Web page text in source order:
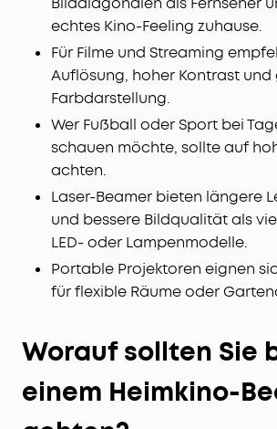
echtes Kino-Feeling zuhause.
Für Filme und Streaming
Auflösung, hoher Kontrast und
Farbdarstellung.
Wer Fußball oder Sport bei
schauen möchte, sollte auf
achten.
Laser-Beamer bieten längere
und bessere Bildqualität als
LED- oder Lampenmodelle.
Portable Projektoren eignen
für flexible Räume oder
Worauf sollten Sie
einem Heimkino-